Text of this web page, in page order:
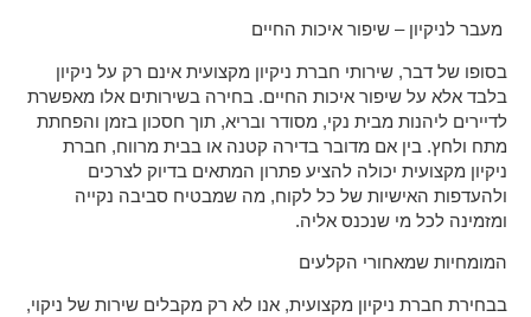
מעבר לניקיון – שיפור איכות החיים
בסופו של דבר, שירותי חברת ניקיון מקצועית אינם רק על ניקיון
בלבד אלא על שיפור איכות החיים. בחירה בשירותים אלו מאפשרת
לדיירים ליהנות מבית נקי, מסודר ובריא, תוך חסכון בזמן והפחתת
מתח ולחץ. בין אם מדובר בדירה קטנה או בבית מרווח, חברת
ניקיון מקצועית יכולה להציע פתרון המתאים בדיוק לצרכים
ולהעדפות האישיות של כל לקוח, מה שמבטיח סביבה נקייה
ומזמינה לכל מי שנכנס אליה.
המומחיות שמאחורי הקלעים
בבחירת חברת ניקיון מקצועית, אנו לא רק מקבלים שירות של ניקוי,